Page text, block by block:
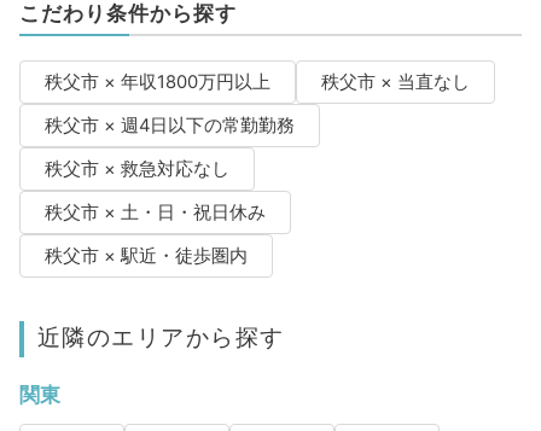
こだわり条件から探す
秩父市 × 年収1800万円以上
秩父市 × 当直なし
秩父市 × 週4日以下の常勤勤務
秩父市 × 救急対応なし
秩父市 × 土・日・祝日休み
秩父市 × 駅近・徒歩圏内
近隣のエリアから探す
関東